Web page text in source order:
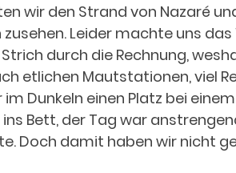
wir den Strand von Nazaré
Leider machte uns
durch die Rechnung,
etlichen Mautstationen, viel
Dunkeln einen Platz bei
Bett, der Tag war
Doch damit haben wir nicht